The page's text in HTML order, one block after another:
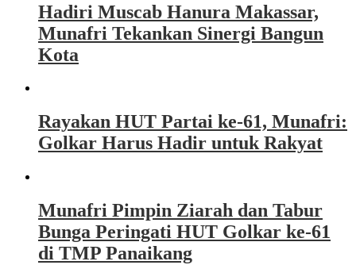
Hadiri Muscab Hanura Makassar,
Munafri Tekankan Sinergi Bangun
Kota
Rayakan HUT Partai ke-61, Munafri:
Golkar Harus Hadir untuk Rakyat
Munafri Pimpin Ziarah dan Tabur
Bunga Peringati HUT Golkar ke-61
di TMP Panaikang